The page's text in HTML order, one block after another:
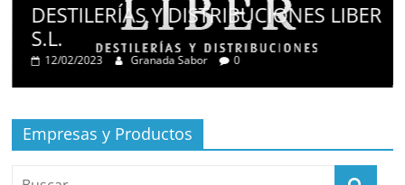
DESTILERÍAS Y DISTRIBUCIONES LIBER
S.L.
12/02/2023 Granada Sabor 0
Empresas y Productos